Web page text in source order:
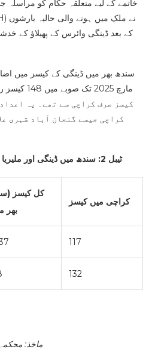
کے بعد ڈینگی وائرس کے پھیلاؤ کے
کیسز صرف کراچی سے تھے۔ یہ
کراچی جیسے گنجان آباد شہری
ٹیبل 2: سندھ میں ڈینگی اور ملیریا کیسز (جنوری تا مارچ 2025)
کل کیسز
بھر
کراچی میں کیسز
117
132